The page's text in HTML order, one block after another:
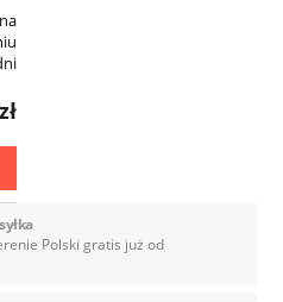
na
Polski gratis już od